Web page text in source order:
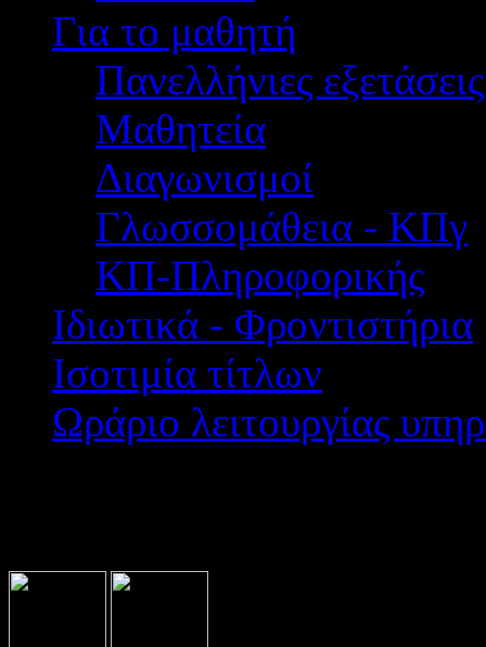
Για το μαθητή
Πανελλήνιες εξετάσεις
Μαθητεία
Διαγωνισμοί
Γλωσσομάθεια - ΚΠγ
ΚΠ-Πληροφορικής
Ιδιωτικά - Φροντιστήρια
Ισοτιμία τίτλων
Ωράριο λειτουργίας